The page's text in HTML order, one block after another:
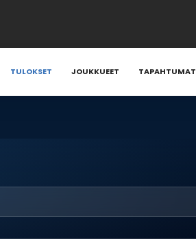
TULOKSET JOUKKUEET TAPAHTUMAT